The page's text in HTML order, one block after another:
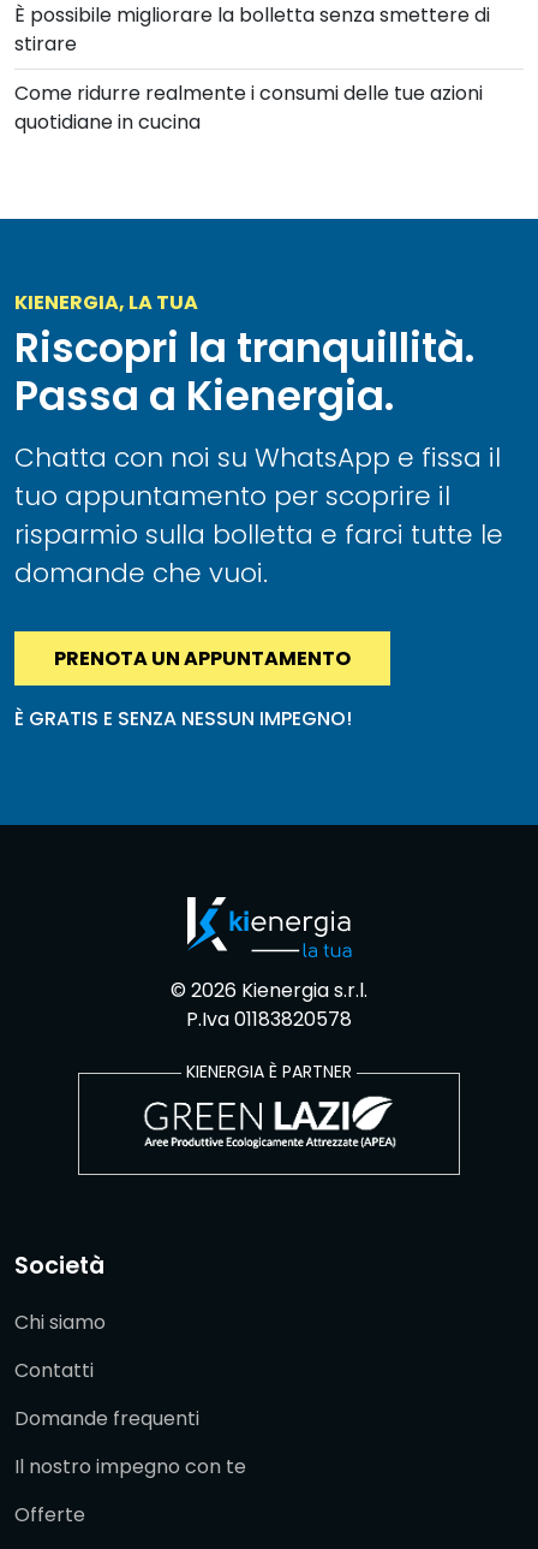
È possibile migliorare la bolletta senza smettere di
stirare
Come ridurre realmente i consumi delle tue azioni
quotidiane in cucina
KIENERGIA, LA TUA
Riscopri la tranquillità.
Passa a Kienergia.
Chatta con noi su WhatsApp e fissa il
tuo appuntamento per scoprire il
risparmio sulla bolletta e farci tutte le
domande che vuoi.
PRENOTA UN APPUNTAMENTO
È GRATIS E SENZA NESSUN IMPEGNO!
© 2026 Kienergia s.r.l.
P.Iva 01183820578
KIENERGIA È PARTNER
Società
Chi siamo
Contatti
Domande frequenti
Il nostro impegno con te
Offerte